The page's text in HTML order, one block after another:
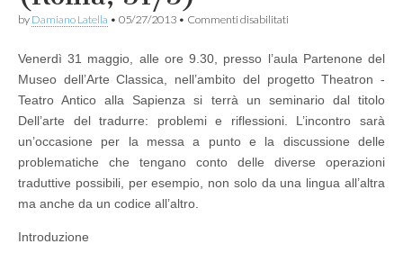
by Damiano Latella • 05/27/2013 • Commenti disabilitati
tradurre:
problemi
e
riflessioni
(Roma,
31/5)
Venerdì 31 maggio, alle ore 9.30, presso l’aula Partenone del
Museo dell’Arte Classica, nell’ambito del progetto Theatron -
Teatro Antico alla Sapienza si terrà un seminario dal titolo
Dell’arte del tradurre: problemi e riflessioni. L’incontro sarà
un’occasione per la messa a punto e la discussione delle
problematiche che tengano conto delle diverse operazioni
traduttive possibili, per esempio, non solo da una lingua all’altra
ma anche da un codice all’altro.
Introduzione